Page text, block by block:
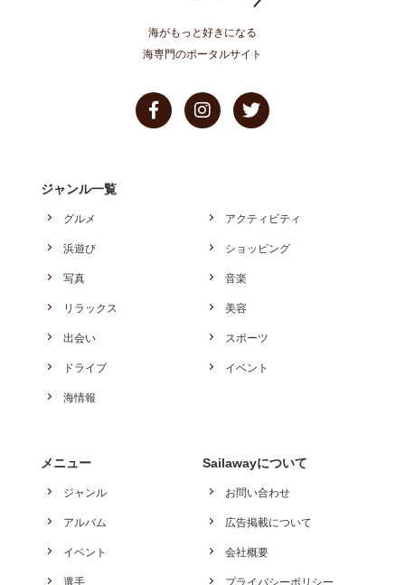
海がもっと好きになる
海専門のポータルサイト
ジャンル一覧
グルメ アクティビティ
浜遊び ショッピング
写真 音楽
リラックス 美容
出会い スポーツ
ドライブ イベント
海情報
メニュー
ジャンル
アルバム
イベント
Sailawayについて
お問い合わせ
広告掲載について
会社概要